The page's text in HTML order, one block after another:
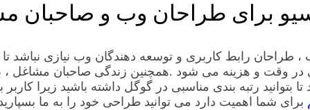
برای طراحان وب و صاحبان
رابط کاربری و توسعه دهندگان وب نیازی نباشد تا
وقت و هزینه می شود .همچنین زندگی صاحبان مشاغل ،
رتبه بندی مناسبی در گوگل داشته باشید زیرا
برای شما اهمیت دارد می توانید طراحی خود را به ما